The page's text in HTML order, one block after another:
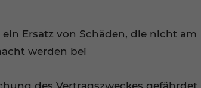
Ersatz von Schäden, die nicht am
werden bei
des Vertragszweckes gefährdet